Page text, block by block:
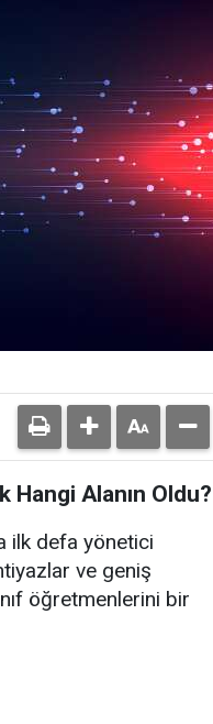
Hangi Alanın Oldu?
ilk defa yönetici
ve geniş
öğretmenlerini bir